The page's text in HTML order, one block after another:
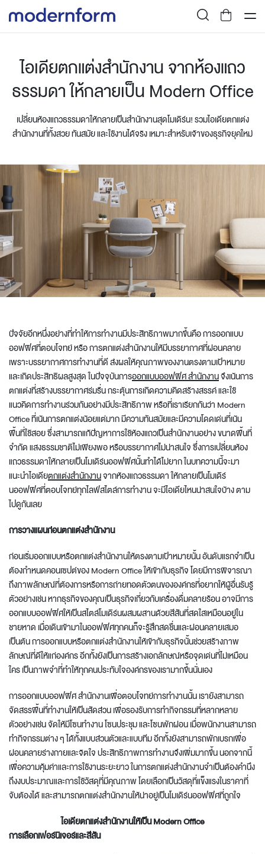
ไอเดียตกแต่งสำนักงาน จากห้องแถว
ธรรมดา ให้กลายเป็น Modern Office
เปลี่ยนห้องแถวธรรมดาให้กลายเป็นสำนักงานสุดโมเดิร์น! รวมไอเดียตกแต่ง
สำนักงานที่ทั้งสวย ทันสมัย และใช้งานได้จริง เหมาะสำหรับเจ้าของธุรกิจยุคใหม่
ปัจจัยอีกหนึ่งอย่างที่ทำให้การทำงานมีประสิทธิภาพมากขึ้นคือ การออกแบบ
ออฟฟิศที่ตอบโจทย์ หรือ การตกแต่งสำนักงานให้มีบรรยากาศที่ผ่อนคลาย
เพราะบรรยากาศการทำงานที่ดี ส่งผลให้คุณภาพของงานตรงตามเป้าหมาย
และเกิดประสิทธิผลสูงสุด ในปัจจุบันการออกแบบออฟฟิศ สำนักงานจึงเน้นการ
ตกแต่งที่สร้างบรรยากาศร่มรื่น กระตุ้นการเกิดความคิดสร้างสรรค์ และใช้
แนวคิดการทำงานร่วมกันอย่างมีประสิทธิภาพ หรือที่เราเรียกกันว่า Modern
Officeที่เน้นการตกแต่งน้อยแต่มาก มีความทันสมัยและมีความโดดเด่นที่เน้น
พื้นที่ใช้สอย ซึ่งสามารถแก้ปัญหาการใช้ห้องแถวเป็นสำนักงานอย่าง ขนาดพื้นที่
จำกัด แสงธรรมชาติไม่เพียงพอ หรือบรรยากาศไม่น่าสนใจ ซึ่งการเปลี่ยนห้อง
แถวธรรมดาให้กลายเป็นโมเดิร์นออฟฟิศนั้นทำได้ไม่ยาก ในบทความนี้จะมา
แนะนำไอเดียตกแต่งสำนักงานจากห้องแถวธรรมดา ให้กลายเป็นโมเดิร์
นออฟฟิศที่ตอบโจทย์ทุกไลฟ์สไตล์การทำงาน จะมีไอเดียไหนน่าสนใจบ้าง ตาม
ไปดูกันเลย
การวางแผนก่อนตกแต่งสำนักงาน
ก่อนเริ่มออกแบบหรือตกแต่งสำนักงานให้ตรงตามเป้าหมายนั้น อันดับแรกจำเป็น
ต้องกำหนดคอนเซปต์ของModern Officeให้เข้ากับธุรกิจ โดยมีการพิจารณา
ถึงภาพลักษณ์ที่ต้องการหรือการถ่ายทอดตัวตนขององค์กรที่อยากให้ผู้อื่นรับรู้
ตัวอย่างเช่น หากธุรกิจของคุณเป็นธุรกิจเกี่ยวกับเครื่องดื่มคลายร้อน อาจมีการ
ออกแบบออฟฟิศให้เป็นสไตล์โมเดิร์นผสมผสานด้วยสีสันที่สดใสเหมือนอยู่ใน
ชายหาด เมื่อเดินเข้ามาในออฟฟิศทุกคนก็จะรู้สึกสดชื่นและผ่อนคลายเสมอ
เป็นต้น การออกแบบหรือตกแต่งสำนักงานให้เข้ากับธุรกิจนั้นช่วยสร้างภาพ
ลักษณ์ที่ดีให้แก่องค์กร อีกทั้งยังเป็นการสร้างเอกลักษณ์หรือจุดเด่นที่ไม่เหมือน
ใคร เป็นภาพจำที่ทำให้ทุกคนประทับใจองค์กรของเรามากขึ้นนั่นเอง
การออกแบบออฟฟิศ สำนักงานเพื่อตอบโจทย์การทำงานนั้น เรายังสามารถ
จัดสรรพื้นที่ทำงานให้เป็นสัดส่วน เพื่อรองรับการทำกิจกรรมที่หลากหลาย
ตัวอย่างเช่น จัดให้มีโซนทำงาน โซนประชุม และโซนพักผ่อน เมื่อพนักงานสามารถ
ทำกิจกรรมต่าง ๆ ได้ทั้งแบบส่วนตัวและแบบทีม อีกทั้งยังสามารถพักเบรกเพื่อ
ผ่อนคลายร่างกายและจิตใจ ประสิทธิภาพการทำงานจึงเพิ่มมากขึ้น นอกจากนี้
เพื่อความคุ้มค่าและการใช้งานระยะยาว ในการตกแต่งสำนักงานจำเป็นต้องคำนึง
ถึงงบประมาณและการใช้วัสดุที่มีคุณภาพ โดยเลือกเป็นวัสดุที่แข็งแรงในราคาที่
จับต้องได้ และสามารถตกแต่งสำนักงานให้น่าอยู่เป็นโมเดิร์นออฟฟิศที่ถูกใจ
ไอเดียตกแต่งสำนักงานให้เป็นModern Office
การเลือกเฟอร์นิเจอร์และสีสัน